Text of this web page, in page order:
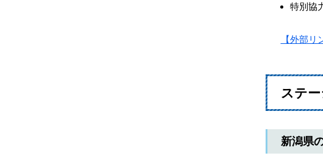
特別協
【外部
ステ
新潟県